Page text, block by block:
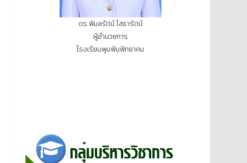
ดร.พิมลรัตน์ โสธารัตน์
ผู้อำนวยการ
โรงเรียนพุนพินพิทยาคม